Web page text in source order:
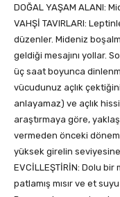
DOĞAL YAŞAM ALANI:
VAHŞİ TAVIRLARI:
düzenler. Mideniz
geldiği mesajını yollar.
üç saat boyunca
vücudunuz açlık çektiğini
anlayamaz) ve açlık
araştırmaya göre,
vermeden önceki
yüksek girelin
EVCİLLEŞTİRİN: Dolu bir
patlamış mısır ve et